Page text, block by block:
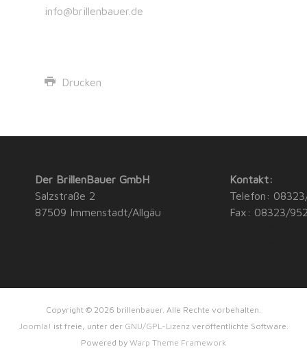
info@brillenbauer.de
Drucken
Der BrillenBauer GmbH
Salzstraße 2
87509 Immenstadt/Allgäu
Kontakt:
Telefon:
Fax: 08323/
Copyright © 2026 brillenbauer. Alle Rechte vorbehalten.
Joomla! ist freie, unter der GNU/GPL-Lizenzveröffentlichte Software.
Powered by Warp Theme Framework